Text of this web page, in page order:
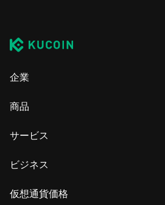
企業
商品
サービス
ビジネス
仮想通貨価格